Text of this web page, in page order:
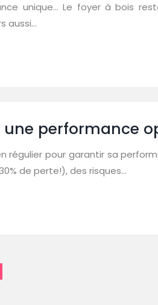
unique… Le foyer à bois
aussi…
performance
pour garantir sa
de perte!), des risques…